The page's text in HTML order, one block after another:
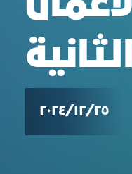
٢٥‏/١٢‏/٢٠٢٤